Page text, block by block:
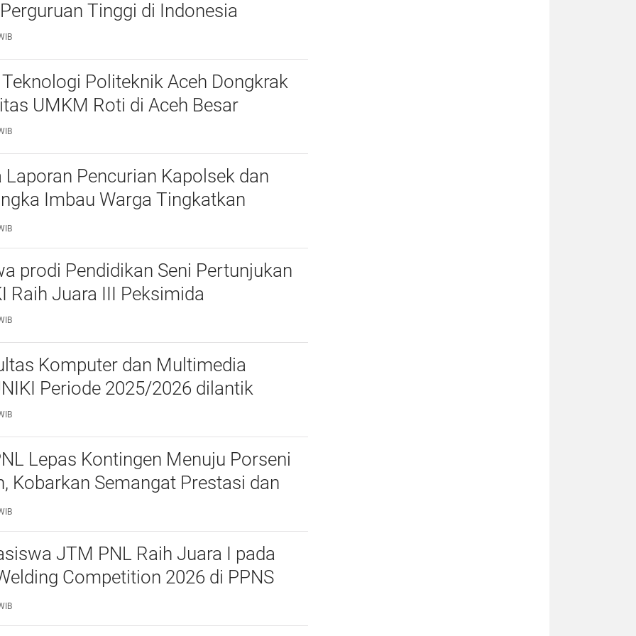
Tinggi di Indonesia
Politeknik Aceh Dongkrak
UMKM Roti di Aceh Besar
Laporan Pencurian Kapolsek dan
Imbau Warga Tingkatkan
prodi Pendidikan Seni Pertunjukan
Raih Juara III Peksimida
Komputer dan Multimedia
UNIKI Periode 2025/2026 dilantik
Lepas Kontingen Menuju Porseni
Kobarkan Semangat Prestasi dan
JTM PNL Raih Juara I pada
Competition 2026 di PPNS